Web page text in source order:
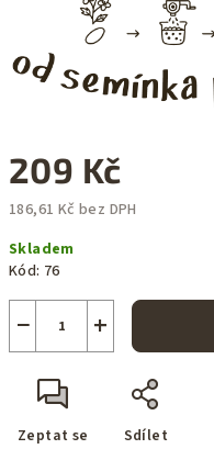
209 Kč
186,61 Kč bez DPH
cena:
Skladem
Kód: 76
+
−
Zeptat se Sdílet